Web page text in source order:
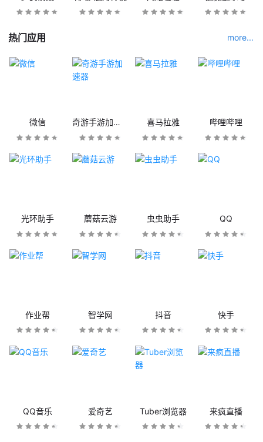
热门应用 more...
微信 奇游手游加速器 喜马拉雅 哔哩哔哩
光环助手 蘑菇云游 虫虫助手 QQ
作业帮 智学网 抖音 快手
QQ音乐 爱奇艺 Tuber浏览器 来疯直播